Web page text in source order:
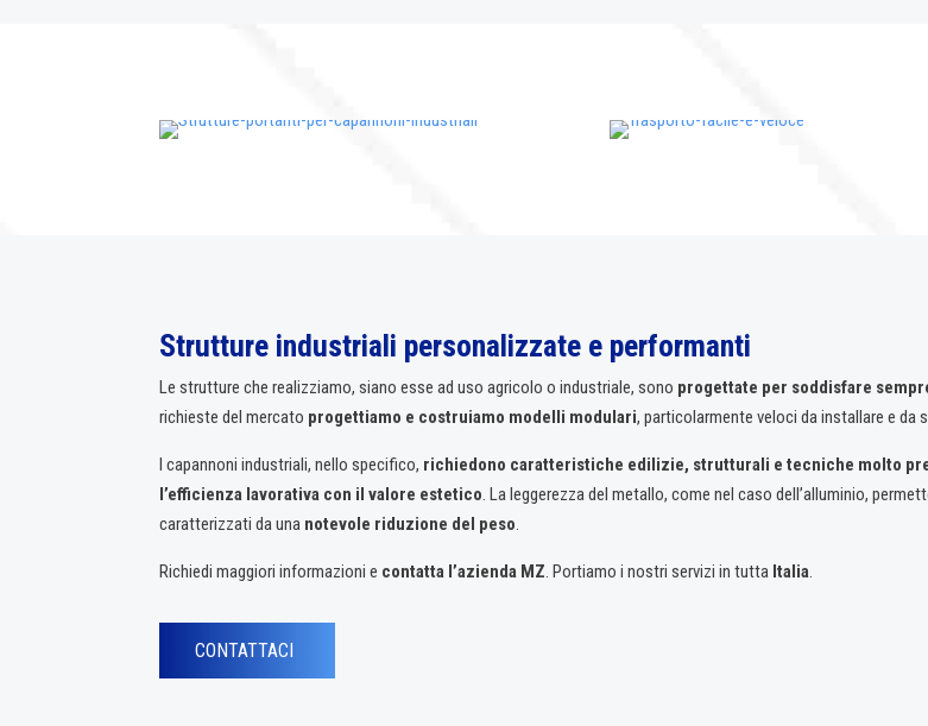
Strutture industriali personalizzate e performanti
Le strutture che realizziamo, siano esse ad uso agricolo o industriale, sono progettate per soddisfare
richieste del mercato progettiamo e costruiamo modelli modulari, particolarmente veloci da installare e da
I capannoni industriali, nello specifico, richiedono caratteristiche edilizie, strutturali e tecniche molto
l’efficienza lavorativa con il valore estetico. La leggerezza del metallo, come nel caso dell’alluminio,
caratterizzati da una notevole riduzione del peso.
Richiedi maggiori informazioni e contatta l’azienda MZ. Portiamo i nostri servizi in tutta Italia.
CONTATTACI